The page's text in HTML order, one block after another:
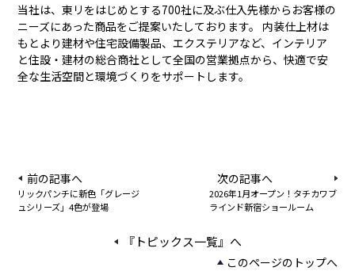
当社は、東リをはじめとする700社に及ぶ仕入先様からお客様の
ニーズにあった商品をご提案いたしております。 内装仕上材は
もとより建材や住宅設備製品、エクステリアなど、インテリア
と住設・建材の総合商社として全国の営業拠点から、快適で安
全な生活空間と環境づくりをサポートします。
前の記事へ
リックパンチに新色「グレージ
ュシリーズ」4色が登場
次の記事へ
2026年1月オープン！タチカワブ
ラインド新宿ショールーム
『トピックス一覧』へ
このページのトップへ